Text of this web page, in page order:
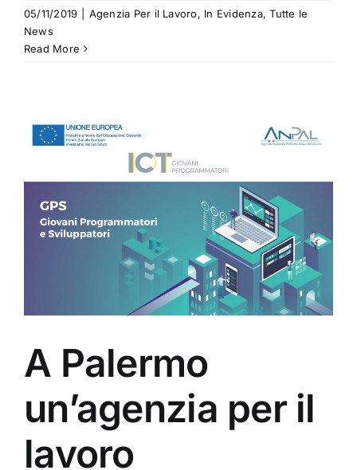
05/11/2019 Agenzia Per il Lavoro, In Evidenza,Tutte le
News
Read More
A Palermo
un’agenzia per il
lavoro